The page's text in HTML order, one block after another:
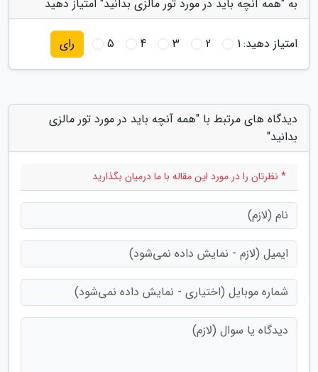
به "همه آنچه باید در مورد تور مالزی بدانید" امتیاز دهید
امتیاز دهید:1
2
3
4
5 رای
دیدگاه های مرتبط با "همه آنچه باید در مورد تور مالزی
بدانید"
* نظرتان را در مورد این مقاله با ما درمیان بگذارید